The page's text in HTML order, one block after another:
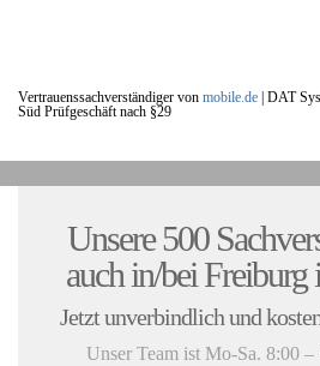
Vertrauenssachverständiger von mobile.de DAT
Süd Prüfgeschäft nach §29
Unsere 500
auch in/bei
Jetzt unverbindlich und
Unser Team ist Mo-Sa. 8:00